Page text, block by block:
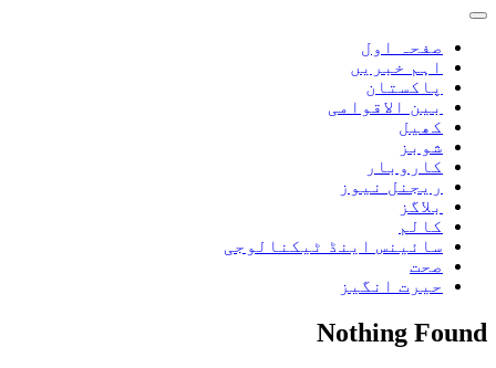
صفحہ اول
اہم خبریں
پاکستان
بین الاقوامی
کھیل
شوبز
کاروبار
ریجنل نیوز
بلاگز
کالم
سائینس اینڈ ٹیکنالوجی
صحت
حیرت انگیز
Nothing Found